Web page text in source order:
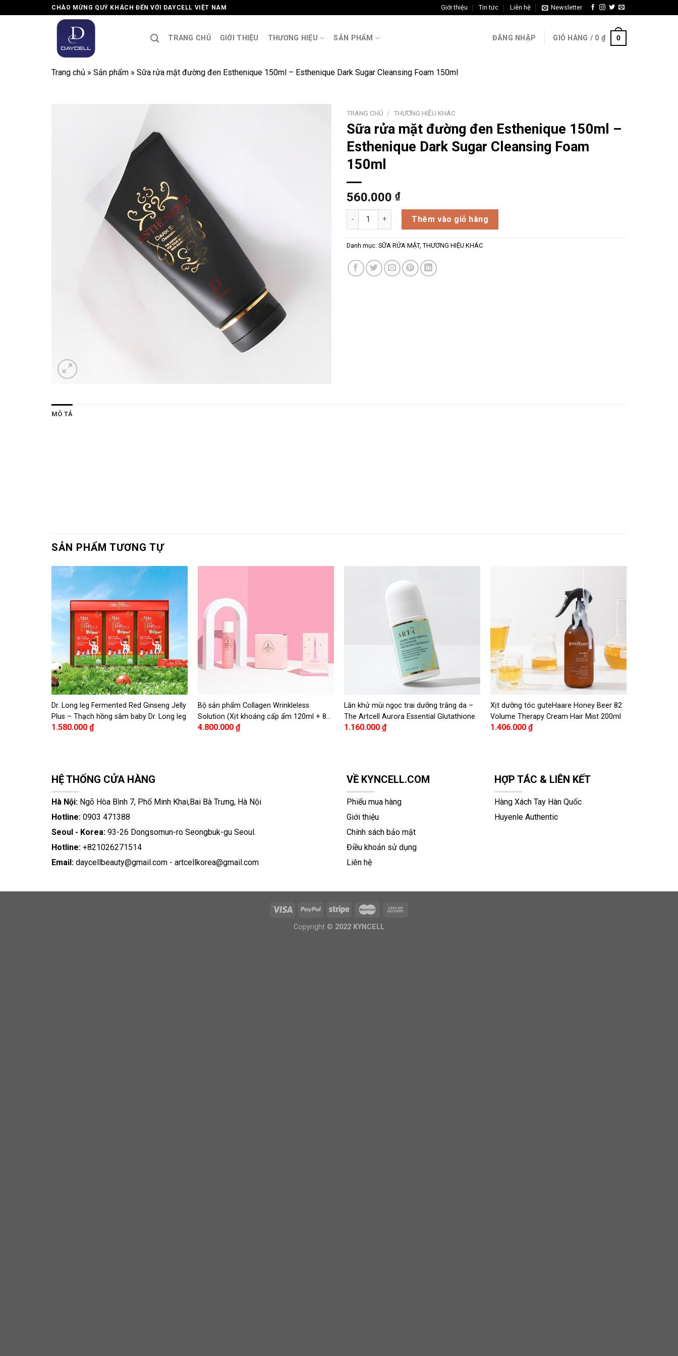
to
CHÀO MỪNG QUÝ KHÁCH ĐẾN VỚI DAYCELL VIỆT NAM Giới thiệu Tin tức Liên hệ Newsletter
TRANG CHỦ GIỚI THIỆU THƯƠNG HIỆU SẢN PHẨM ĐĂNG NHẬP GIỎ HÀNG / 0₫ 0
Trang chủ » Sản phẩm » Sữa rửa mặt đường đen Esthenique 150ml – Esthenique Dark Sugar Cleansing Foam 150ml
TRANG CHỦ / THƯƠNG HIỆU KHÁC
Sữa rửa mặt đường đen Esthenique 150ml –
Esthenique Dark Sugar Cleansing Foam
150ml
560.000 ₫
Sữa rửa mặt đường đen Esthenique 150ml – Esthenique Dark Sugar Cleansing Foam 150ml số
Thêm vào giỏ hàng
Danh mục: SỮA RỬA MẶT, THƯƠNG HIỆU KHÁC
MÔ TẢ
SẢN PHẨM TƯƠNG TỰ
Dr. Long leg Fermented Red Ginseng Jelly
Plus – Thạch hồng sâm baby Dr. Long leg
1.580.000 ₫
Bộ sản phẩm Collagen Wrinkleless
Solution (Xịt khoáng cấp ẩm 120ml + 8
bàn kim + 1 máy phi kim)
4.800.000 ₫
Lăn khử mùi ngọc trai dưỡng trắng da –
The Artcell Aurora Essential Glutathione
1.160.000 ₫
Xịt dưỡng tóc guteHaare Honey Beer 82
Volume Therapy Cream Hair Mist 200ml
1.406.000 ₫
HỆ THỐNG CỬA HÀNG
Hà Nội: Ngõ Hòa Bình 7, Phố Minh Khai,Bai Bà Trưng, Hà Nội
Hotline: 0903 471388
Seoul - Korea: 93-26 Dongsomun-ro Seongbuk-gu Seoul.
Hotline: +821026271514
Email: daycellbeauty@gmail.com - artcellkorea@gmail.com
VỀ KYNCELL.COM
Phiếu mua hàng
Giới thiệu
Chính sách bảo mật
Điều khoản sử dụng
Liên hệ
HỢP TÁC & LIÊN KẾT
Hàng Xách Tay Hàn Quốc
Huyenle Authentic
Copyright © 2022 KYNCELL